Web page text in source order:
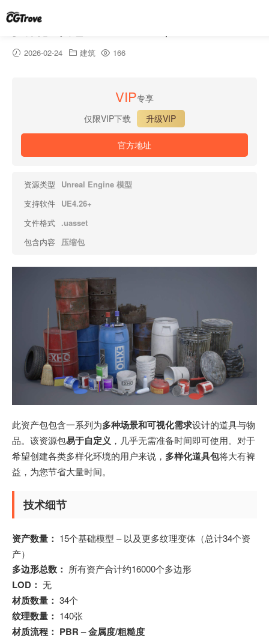
2026-02-24 建筑 166
VIP专享
仅限VIP下载
升级VIP
官方地址
资源类型
Unreal Engine 模型
支持软件 UE4.26+
文件格式 .uasset
包含内容
压缩包
此资产包包含一系列为多种场景和可视化需求设计的道具与物
品。该资源包易于自定义 ，几乎无需准备时间即可使用。对于
希望创建各类多样化环境的用户来说， 多样化道具包将大有裨
益，为您节省大量时间。
技术细节
资产数量： 15个基础模型 – 以及更多纹理变体（总计34个资
产）
多边形总数： 所有资产合计约16000个多边形
LOD： 无
材质数量： 34个
纹理数量： 140张
材质流程： PBR – 金属度/粗糙度